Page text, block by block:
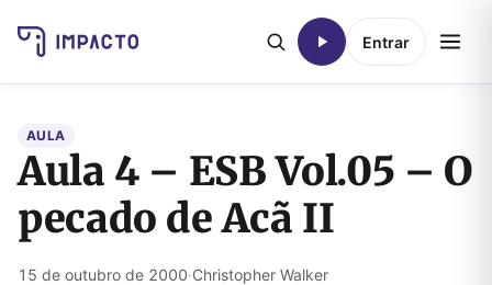
Entrar
AULA
Aula 4 – ESB Vol.05 – O
pecado de Acã II
15 de outubro de 2000·Christopher Walker